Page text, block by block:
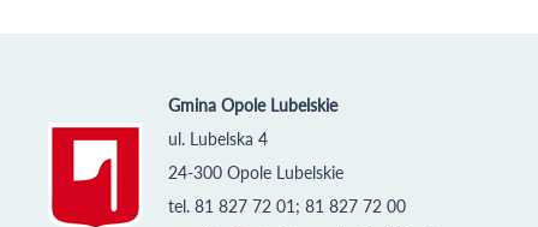
Gmina Opole Lubelskie
ul. Lubelska 4
24-300 Opole Lubelskie
tel. 81 827 72 01; 81 827 72 00